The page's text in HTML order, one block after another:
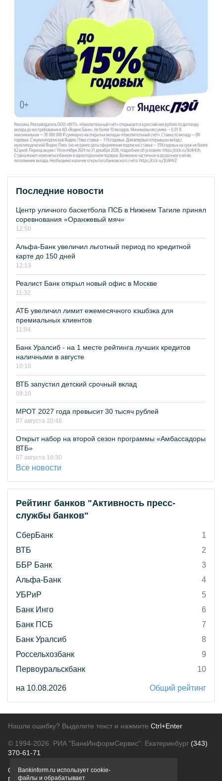
Последние новости
Центр уличного баскетбола ПСБ в Нижнем Тагиле принял
соревнования «Оранжевый мяч»
12:50
Альфа-Банк увеличил льготный период по кредитной
карте до 150 дней
12:13
Реалист Банк открыл новый офис в Москве
11:32
АТБ увеличил лимит ежемесячного кэшбэка для
премиальных клиентов
11:04
Банк Уралсиб - на 1 месте рейтинга лучших кредитов
наличными в августе
10:10
ВТБ запустил детский срочный вклад
09:10
МРОТ 2027 года превысит 30 тысяч рублей
07 августа 20:46
Открыт набор на второй сезон программы «Амбассадоры
ВТБ»
07 августа 16:30
Все новости
Рейтинг банков "Активность пресс-
службы банков"
СберБанк
1
ВТБ
2
ББР Банк
3
Альфа-Банк
4
УБРиР
5
Банк Инго
6
Банк ПСБ
7
Банк Уралсиб
8
Россельхозбанк
9
Первоуральскбанк
10
на 10.08.2026 Общий рейтинг
Нашли ошибку? Выделите текст и нажмите Ctrl+Enter
© 1994-2026. РИА "БанкИнформСервис". Екатеринбург (343)
370-61-71
О проектеПолитика конфиденциальности
Bankinform.ru использует cookie-
файлы и обрабатывает